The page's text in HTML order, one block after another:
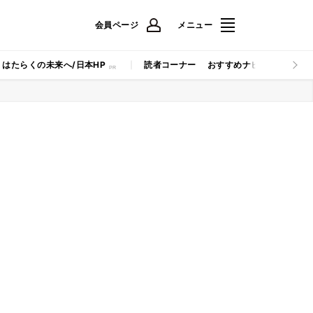
会員ページ メニュー
はたらくの未来へ/日本HP 読者コーナー おすすめナビ マイナビ